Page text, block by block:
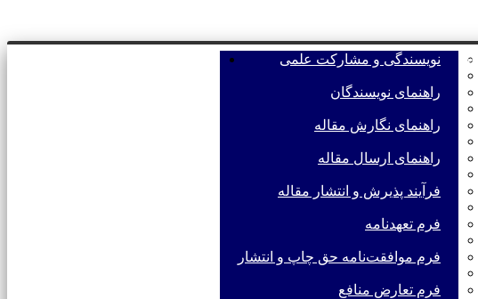
نویسندگی و مشارکت علمی
راهنمای نویسندگان
راهنمای نگارش مقاله
راهنمای ارسال مقاله
فرآیند پذیرش و انتشار مقاله
فرم تعهدنامه
فرم موافقت‌نامه حق چاپ و انتشار
فرم تعارض منافع